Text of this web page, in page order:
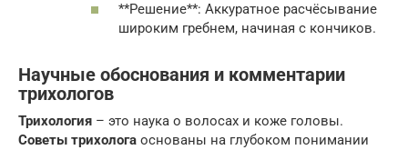
**Решение**: Аккуратное расчёсывание
широким гребнем, начиная с кончиков.
Научные обоснования и комментарии
трихологов
Трихология – это наука о волосах и коже головы.
Советы трихолога основаны на глубоком понимании